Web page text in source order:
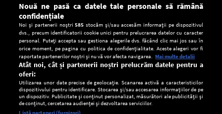
Descarcă gratuit aplicaţia Europa FM pentru smartphone:
Nouă ne pasă ca datele tale personale să rămână
confidențiale
Noi și partenerii noștri585 stocăm și/sau accesăm informații pe dispozitivul
dvs., precum identificatorii cookie unici pentru prelucrarea datelor cu caracter
personal. Puteți accepta sau gestiona alegerile dvs. făcând clic mai jos sau în
orice moment, pe pagina cu politica de confidențialitate. Aceste alegeri vor fi
raportate partenerilor noștri și nu vă vor afecta navigarea. Mai multe detalii
Atât noi, cât și partenerii noștri prelucrăm datele pentru a
oferi:
Utilizarea unor date precise de geolocație. Scanarea activă a caracteristicilor
dispozitivului pentru identificare. Stocarea și/sau accesarea informațiilor de pe
un dispozitiv. Publicitate și conținut personalizat, măsurători ale publicității și
de conținut, cercetarea audienței și dezvoltarea serviciilor.
Listă parteneri (furnizori)